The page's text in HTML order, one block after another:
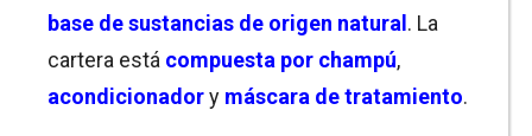
base de sustancias de origen natural . La
cartera está compuesta por champú,
acondicionadory máscara de tratamiento.